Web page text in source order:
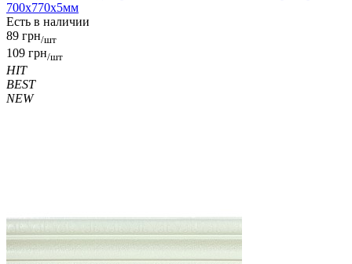
700x770x5мм
Есть в наличии
89 грн/шт
109 грн/шт
HIT
BEST
NEW